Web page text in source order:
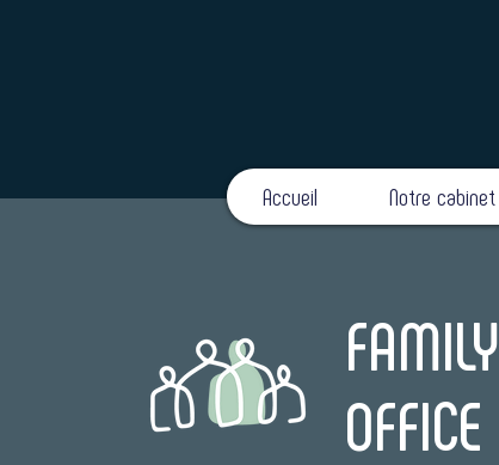
Accueil Notre cabinet
FAMILY
OFFICE